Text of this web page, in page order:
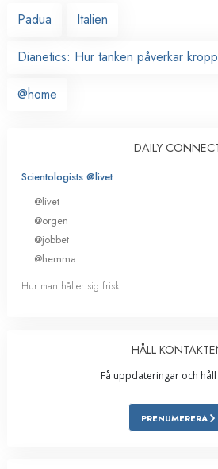
Padua
Italien
Dianetics: Hur tanken påverkar
@home
DAILY
Scientologists @livet
@livet
@orgen
@jobbet
@hemma
Hur man håller sig frisk
HÅLL
Få uppdateringar och
PRENUMERERA